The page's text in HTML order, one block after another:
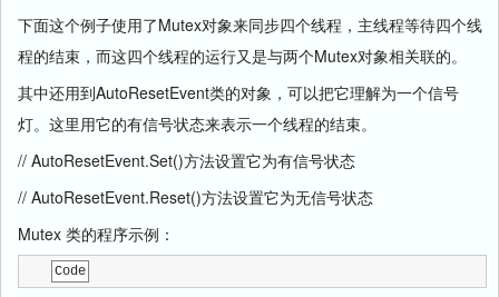
下面这个例子使用了Mutex对象来同步四个线程，主线程等待四个线
程的结束，而这四个线程的运行又是与两个Mutex对象相关联的。
其中还用到AutoResetEvent类的对象，可以把它理解为一个信号
灯。这里用它的有信号状态来表示一个线程的结束。
// AutoResetEvent.Set()方法设置它为有信号状态
// AutoResetEvent.Reset()方法设置它为无信号状态
Mutex 类的程序示例：
Code